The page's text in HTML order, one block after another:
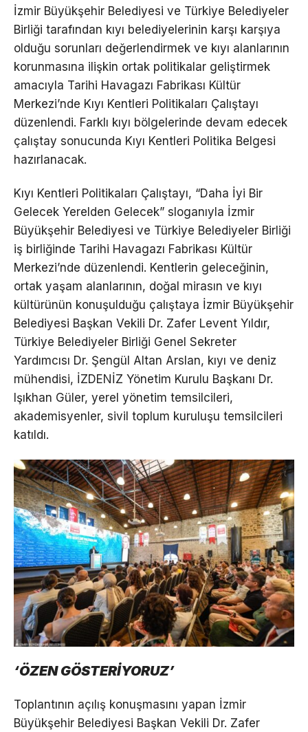
İzmir Büyükşehir Belediyesi ve Türkiye Belediyeler
Birliği tarafından kıyı belediyelerinin karşı karşıya
olduğu sorunları değerlendirmek ve kıyı alanlarının
korunmasına ilişkin ortak politikalar geliştirmek
amacıyla Tarihi Havagazı Fabrikası Kültür
Merkezi’nde Kıyı Kentleri Politikaları Çalıştayı
düzenlendi. Farklı kıyı bölgelerinde devam edecek
çalıştay sonucunda Kıyı Kentleri Politika Belgesi
hazırlanacak.
Kıyı Kentleri Politikaları Çalıştayı, “Daha İyi Bir
Gelecek Yerelden Gelecek” sloganıyla İzmir
Büyükşehir Belediyesi ve Türkiye Belediyeler Birliği
iş birliğinde Tarihi Havagazı Fabrikası Kültür
Merkezi’nde düzenlendi. Kentlerin geleceğinin,
ortak yaşam alanlarının, doğal mirasın ve kıyı
kültürünün konuşulduğu çalıştaya İzmir Büyükşehir
Belediyesi Başkan Vekili Dr. Zafer Levent Yıldır,
Türkiye Belediyeler Birliği Genel Sekreter
Yardımcısı Dr. Şengül Altan Arslan, kıyı ve deniz
mühendisi, İZDENİZ Yönetim Kurulu Başkanı Dr.
Işıkhan Güler, yerel yönetim temsilcileri,
akademisyenler, sivil toplum kuruluşu temsilcileri
katıldı.
‘ÖZEN GÖSTERİYORUZ’
Toplantının açılış konuşmasını yapan İzmir
Büyükşehir Belediyesi Başkan Vekili Dr. Zafer